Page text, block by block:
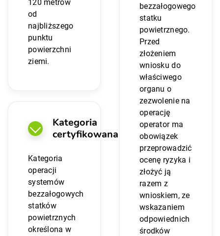
120 metrów
od
najbliższego
punktu
powierzchni
ziemi.
Kategoria
certyfikowana
Kategoria
operacji
systemów
bezzałogowych
statków
powietrznych
określona w
bezzałogowego
statku
powietrznego.
Przed
złożeniem
wniosku do
właściwego
organu o
zezwolenie na
operację
operator ma
obowiązek
przeprowadzić
ocenę ryzyka i
złożyć ją
razem z
wnioskiem, ze
wskazaniem
odpowiednich
środków